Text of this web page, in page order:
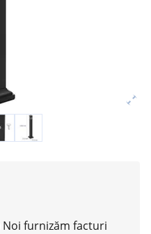
Noi furnizăm facturi